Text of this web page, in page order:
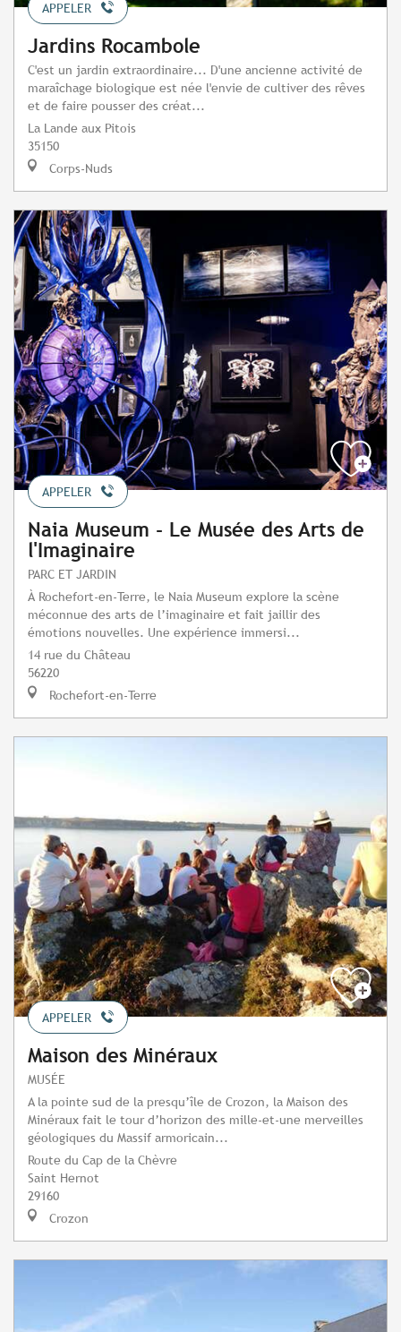
APPELER
Jardins Rocambole
C'est un jardin extraordinaire... D'une ancienne activité de
maraîchage biologique est née l'envie de cultiver des rêves
et de faire pousser des créat...
La Lande aux Pitois
35150
Corps-Nuds
APPELER
Naia Museum - Le Musée des Arts de
l'Imaginaire
PARC ET JARDIN
À Rochefort-en-Terre, le Naia Museum explore la scène
méconnue des arts de l’imaginaire et fait jaillir des
émotions nouvelles. Une expérience immersi...
14 rue du Château
56220
Rochefort-en-Terre
APPELER
Maison des Minéraux
MUSÉE
A la pointe sud de la presqu’île de Crozon, la Maison des
Minéraux fait le tour d’horizon des mille-et-une merveilles
géologiques du Massif armoricain...
Route du Cap de la Chèvre
Saint Hernot
29160
Crozon